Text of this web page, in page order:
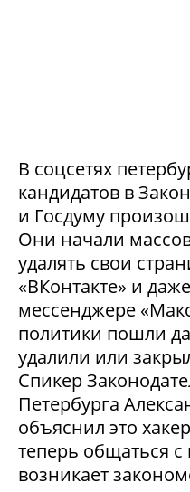
В соцсетях
кандидатов в
и Госдуму
Они начали
удалять свои
«ВКонтакте» и
мессенджере
политики пошли
удалили или
Спикер
Петербурга
объяснил это
теперь общаться
возникает